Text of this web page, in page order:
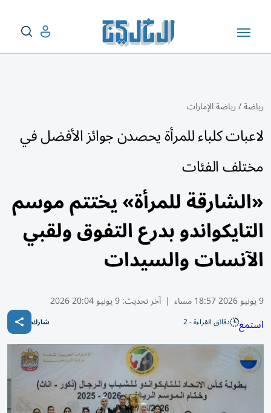
رياضة/رياضة الإمارات
لاعبات كلباء للمرأة يحصدن جوائز الأفضل في
مختلف الفئات
«الشارقة للمرأة» يختتم موسم
التايكواندو بدرع التفوق ولقبي
الآنسات والسيدات
9 يونيو 2026 18:57 مساء | آخر تحديث:9 يونيو 20:04 2026
استمع دقائق القراءة - 2 شارك